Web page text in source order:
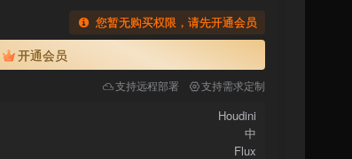
您暂无购买权限，请先开通会员
开通会员
支持远程部署 支持需求定制
Houdini
中
Flux